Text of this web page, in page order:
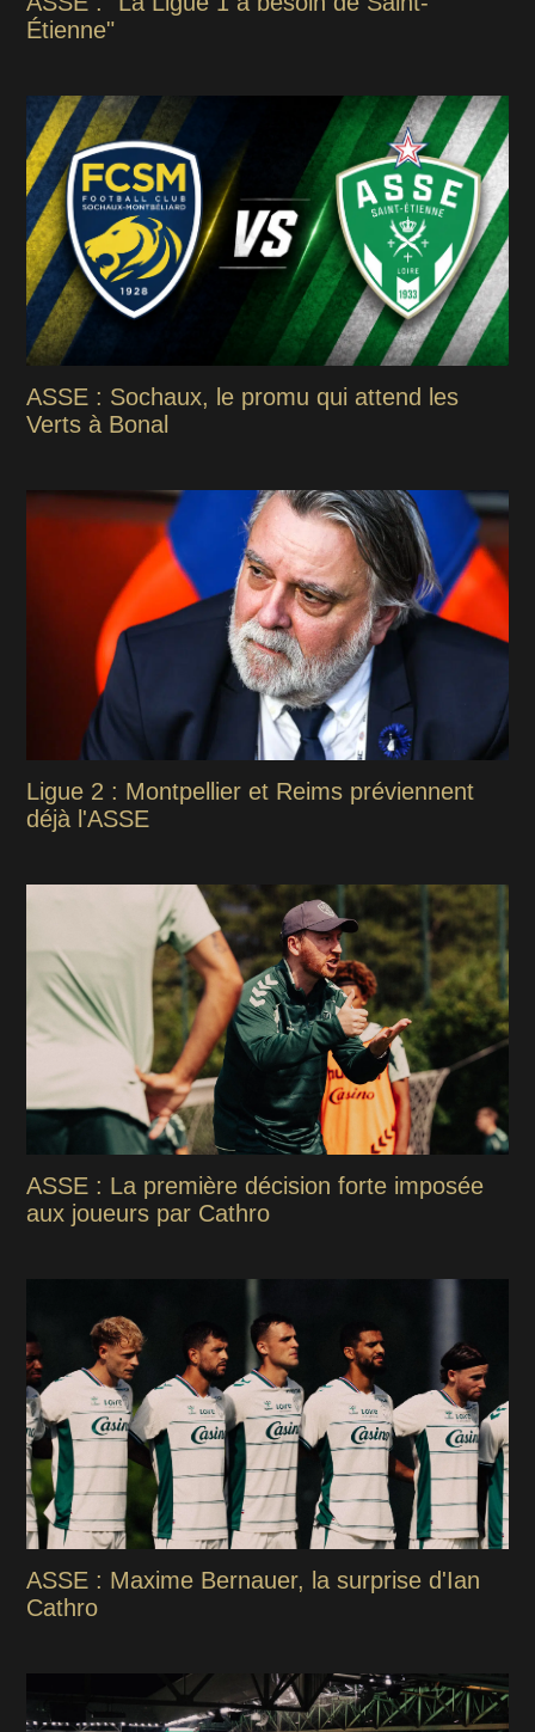
Étienne"
ASSE : Sochaux, le promu qui attend les
Verts à Bonal
Ligue 2 : Montpellier et Reims préviennent
déjà l'ASSE
ASSE : La première décision forte imposée
aux joueurs par Cathro
ASSE : Maxime Bernauer, la surprise d'Ian
Cathro